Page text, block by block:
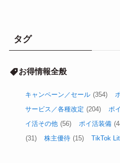
タグ
お得情報全般
キャンペーン／セール (354)
サービス／各種改定 (204) ポ
イ活その他 (56) ポイ活装備
(31)
株主優待 (15) TikTok